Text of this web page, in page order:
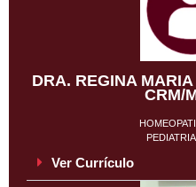
DRA. REGINA MARIA
CRM/
Ver Currículo